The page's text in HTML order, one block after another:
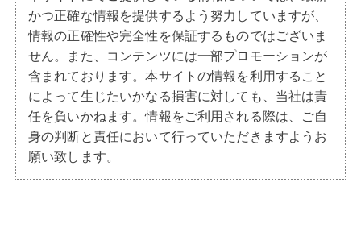
かつ正確な情報を提供するよう努力していますが、
情報の正確性や完全性を保証するものではございま
せん。また、コンテンツには一部プロモーションが
含まれております。本サイトの情報を利用すること
によって生じたいかなる損害に対しても、当社は責
任を負いかねます。情報をご利用される際は、ご自
身の判断と責任において行っていただきますようお
願い致します。